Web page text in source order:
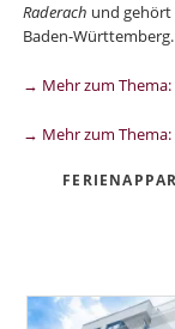
Raderach und gehört
Baden-Württemberg.
→ Mehr zum
→ Mehr zum